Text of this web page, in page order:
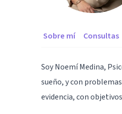
Sobre mí Consultas
Soy Noemí Medina,
sueño, y con
evidencia, con